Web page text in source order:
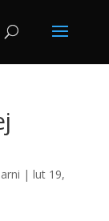
| lut 19,